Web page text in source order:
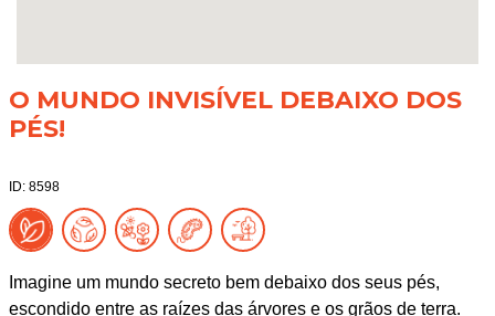
O MUNDO INVISÍVEL DEBAIXO DOS
PÉS!
ID: 8598
Imagine um mundo secreto bem debaixo dos seus pés,
escondido entre as raízes das árvores e os grãos de terra.